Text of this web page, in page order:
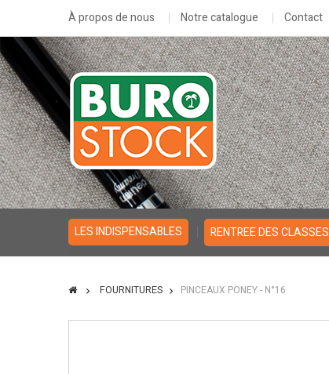
À propos de nous Notre catalogue Contact
LES INDISPENSABLES RENTREE DES CLASSES
FOURNITURES PINCEAUX PONEY - N°16